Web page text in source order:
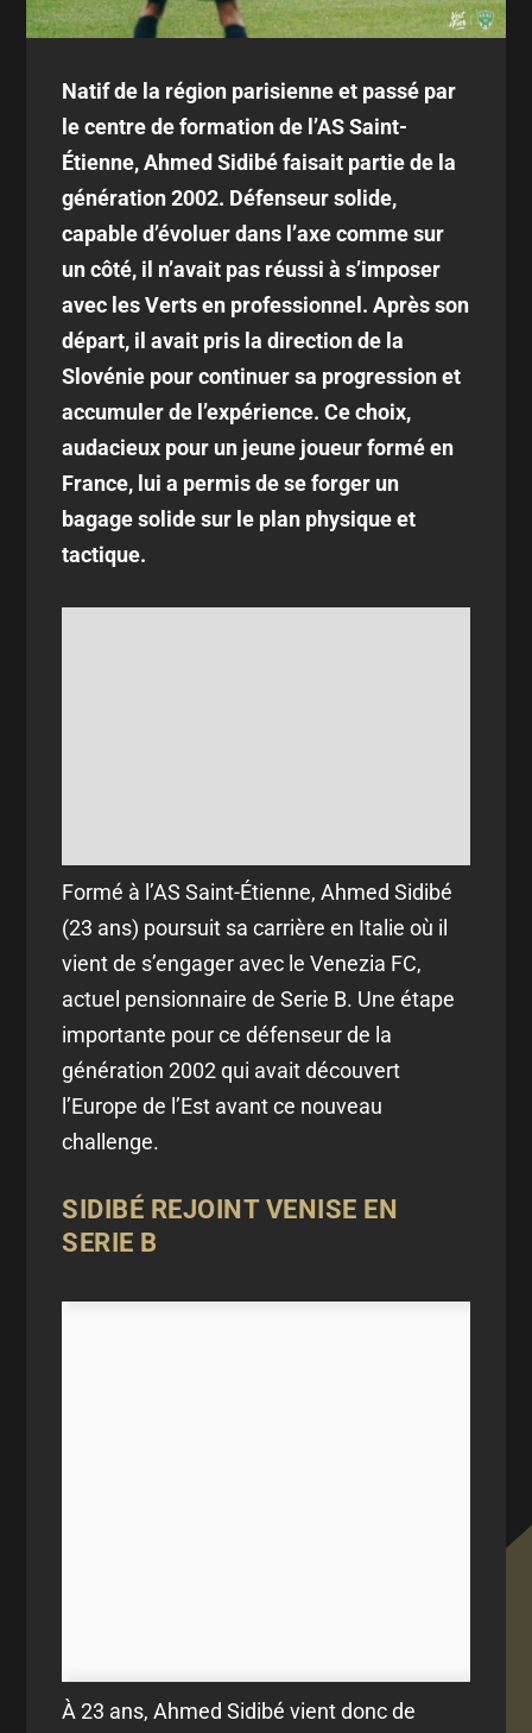
Natif de la région parisienne et passé par
le centre de formation de l’AS Saint-
Étienne, Ahmed Sidibé faisait partie de la
génération 2002. Défenseur solide,
capable d’évoluer dans l’axe comme sur
un côté, il n’avait pas réussi à s’imposer
avec les Verts en professionnel. Après son
départ, il avait pris la direction de la
Slovénie pour continuer sa progression et
accumuler de l’expérience. Ce choix,
audacieux pour un jeune joueur formé en
France, lui a permis de se forger un
bagage solide sur le plan physique et
tactique.
Formé à l’AS Saint-Étienne, Ahmed Sidibé
(23 ans) poursuit sa carrière en Italie où il
vient de s’engager avec le Venezia FC,
actuel pensionnaire de Serie B. Une étape
importante pour ce défenseur de la
génération 2002 qui avait découvert
l’Europe de l’Est avant ce nouveau
challenge.
SIDIBÉ REJOINT VENISE EN
SERIE B
À 23 ans, Ahmed Sidibé vient donc de